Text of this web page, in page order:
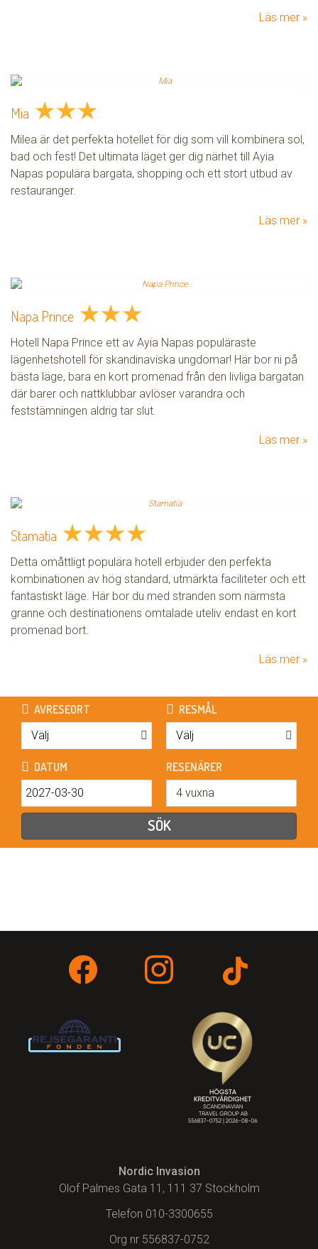
Läs mer
Mia ★★★
Milea är det perfekta hotellet för dig som vill kombinera sol,
bad och fest! Det ultimata läget ger dig närhet till Ayia
Napas populära bargata, shopping och ett stort utbud av
restauranger.
Läs mer
Napa Prince ★★★
Hotell Napa Prince ett av Ayia Napas populäraste
lägenhetshotell för skandinaviska ungdomar! Här bor ni på
bästa läge, bara en kort promenad från den livliga bargatan
där barer och nattklubbar avlöser varandra och
feststämningen aldrig tar slut.
Läs mer
Stamatia ★★★★
Detta omåttligt populära hotell erbjuder den perfekta
kombinationen av hög standard, utmärkta faciliteter och ett
fantastiskt läge. Här bor du med stranden som närmsta
granne och destinationens omtalade uteliv endast en kort
promenad bort.
Läs mer
Nordic Invasion
Olof Palmes Gata 11, 111 37 Stockholm
Telefon 010-3300655
Org nr 556837-0752